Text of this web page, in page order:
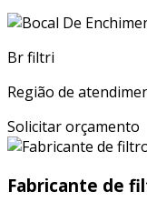
Br filtri
Região de
Solicitar orçamento
Fabricante de